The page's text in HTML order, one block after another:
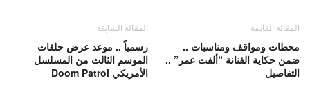
المقالة السابقة
رسمياً .. موعد عرض حلقات
الموسم الثالث من المسلسل
الأمريكي Doom Patrol
المقالة القادمة
محطات ومواقف ومناسبات ..
ضمن حكاية الفنانة “ألفت عمر” ..
التفاصيل